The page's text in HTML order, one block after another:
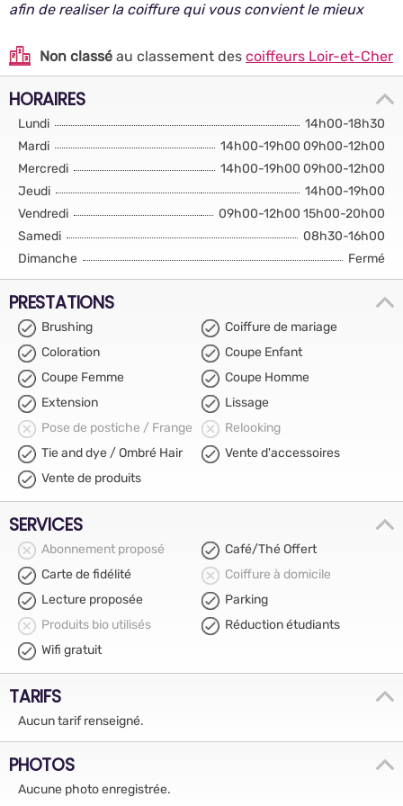
afin de realiser la coiffure qui vous convient le mieux
Non classé au classement des coiffeurs Loir-et-Cher
HORAIRES
Lundi
14h00-18h30
Mardi
14h00-19h00 09h00-12h00
Mercredi
14h00-19h00 09h00-12h00
Jeudi
14h00-19h00
Vendredi
09h00-12h00 15h00-20h00
Samedi
08h30-16h00
Dimanche
Fermé
PRESTATIONS
Brushing
Coiffure de mariage
Coloration
Coupe Enfant
Coupe Femme
Coupe Homme
Extension
Lissage
Pose de postiche / Frange
Relooking
Tie and dye / Ombré Hair
Vente d'accessoires
Vente de produits
SERVICES
Abonnement proposé
Café/Thé Offert
Carte de fidélité
Coiffure à domicile
Lecture proposée
Parking
Produits bio utilisés
Réduction étudiants
Wifi gratuit
TARIFS
Aucun tarif renseigné.
PHOTOS
Aucune photo enregistrée.